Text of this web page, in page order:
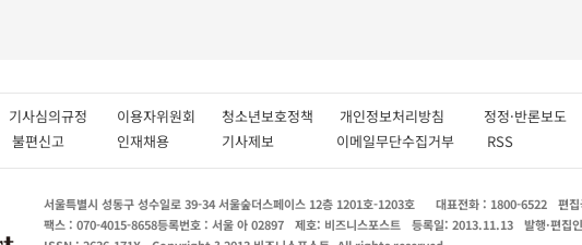
기사심의규정 이용자위원회 청소년보호정책 개인정보처리방침 정정·반론보도
불편신고 인재채용 기사제보 이메일무단수집거부 RSS
서울특별시 성동구 성수일로 39-34 서울숲더스페이스 12층 1201호-1203호 대표전화 : 1800-6522 편
팩스 : 070-4015-8658등록번호 : 서울 아 02897 제호: 비즈니스포스트 등록일: 2013.11.13 발행·편집